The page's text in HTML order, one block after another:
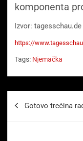
komponenta
Izvor: tagesschau.de
https://
Tags: Njemačka
Gotovo trećina